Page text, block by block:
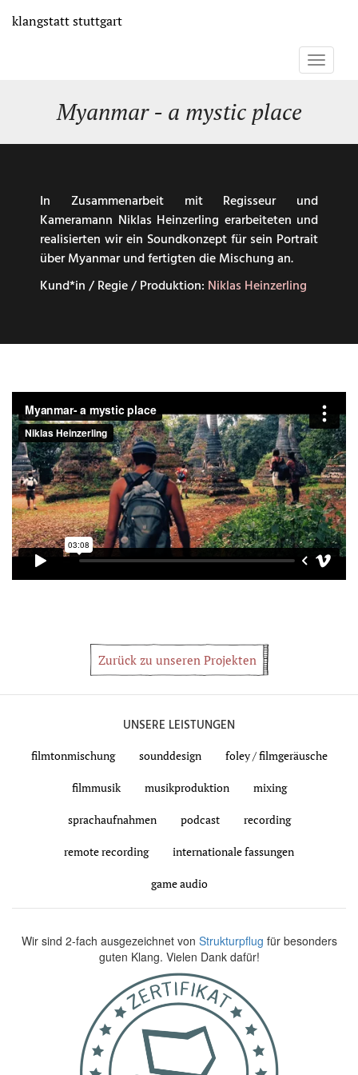
zum
klangstattstuttgart
Toggle
Myanmar - a mystic place
In Zusammenarbeit mit Regisseur und
Kameramann Niklas Heinzerling erarbeiteten und
realisierten wir ein Soundkonzept für sein Portrait
über Myanmar und fertigten die Mischung an.
Kund*in / Regie / Produktion: Niklas Heinzerling
Zurück zu unseren Projekten
UNSERE LEISTUNGEN
filmtonmischung sounddesign foley / filmgeräusche
filmmusik musikproduktion mixing
sprachaufnahmen podcast recording
remote recording internationale fassungen
game audio
Wir sind 2-fach ausgezeichnet von Strukturpflug für besonders
guten Klang. Vielen Dank dafür!